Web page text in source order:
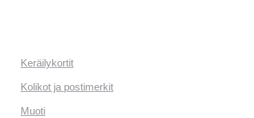
Keräilykortit
Kolikot ja postimerkit
Muoti